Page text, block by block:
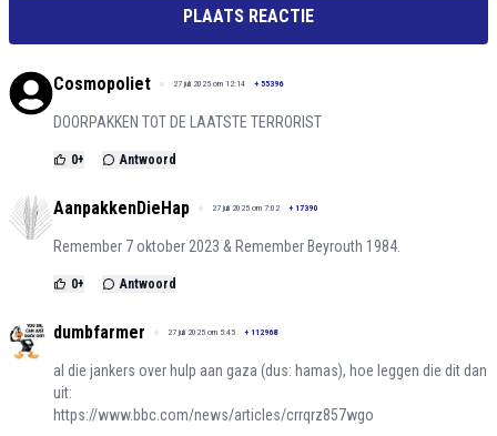
PLAATS REACTIE
Cosmopoliet 27 juli 2025 om 12:14 + 55396
DOORPAKKEN TOT DE LAATSTE TERRORIST
0+ Antwoord
AanpakkenDieHap 27 juli 2025 om 7:02 + 17390
Remember 7 oktober 2023 & Remember Beyrouth 1984.
0+ Antwoord
dumbfarmer 27 juli 2025 om 5:45 + 112968
al die jankers over hulp aan gaza (dus: hamas), hoe leggen die dit dan
uit:
https://www.bbc.com/news/articles/crrqrz857wgo